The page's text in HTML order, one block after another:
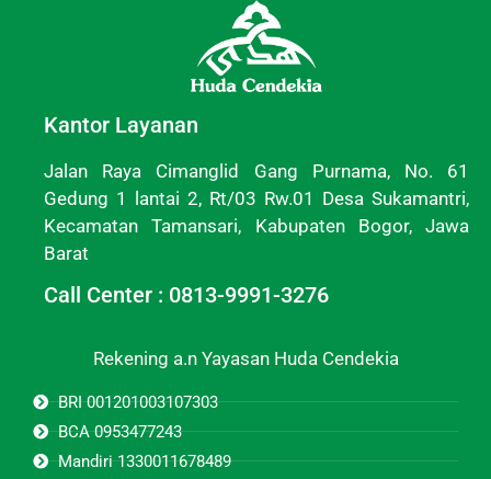
Kantor Layanan
Jalan Raya Cimanglid Gang Purnama, No. 61
Gedung 1 lantai 2, Rt/03 Rw.01 Desa Sukamantri,
Kecamatan Tamansari, Kabupaten Bogor, Jawa
Barat
Call Center : 0813-9991-3276
Rekening a.n Yayasan Huda Cendekia
BRI 001201003107303
BCA 0953477243
Mandiri 1330011678489